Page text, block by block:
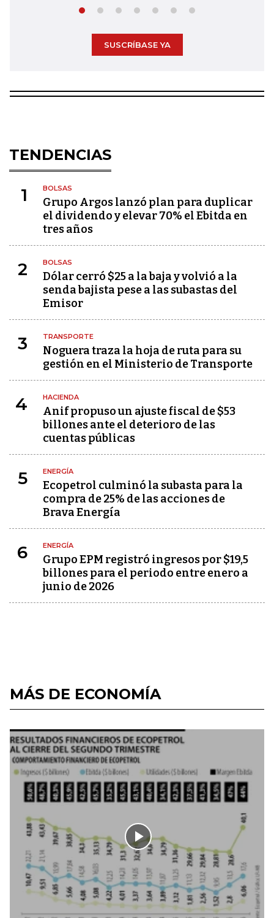
SUSCRÍBASE YA
TENDENCIAS
1 BOLSAS
Grupo Argos lanzó plan para duplicar
el dividendo y elevar 70% el Ebitda en
tres años
2 BOLSAS
Dólar cerró $25 a la baja y volvió a la
senda bajista pese a las subastas del
Emisor
3 TRANSPORTE
Noguera traza la hoja de ruta para su
gestión en el Ministerio de Transporte
4 HACIENDA
Anif propuso un ajuste fiscal de $53
billones ante el deterioro de las
cuentas públicas
5 ENERGÍA
Ecopetrol culminó la subasta para la
compra de 25% de las acciones de
Brava Energía
6 ENERGÍA
Grupo EPM registró ingresos por $19,5
billones para el periodo entre enero a
junio de 2026
MÁS DE ECONOMÍA